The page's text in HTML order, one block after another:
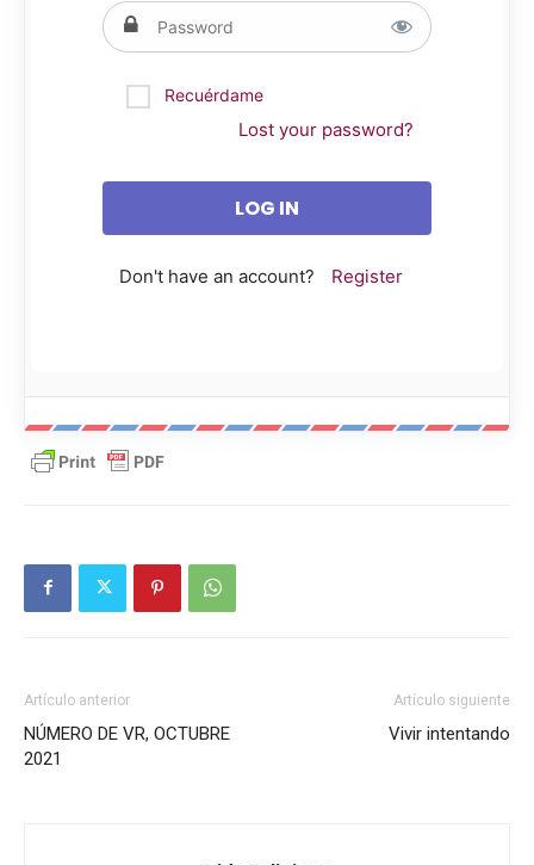
Recuérdame
Lost your password?
Don't have an account? Register
Artículo anterior
NÚMERO DE VR, OCTUBRE
2021
Artículo siguiente
Vivir intentando